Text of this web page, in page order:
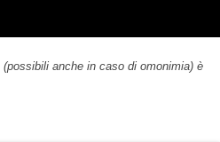
anche in caso di omonimia) è